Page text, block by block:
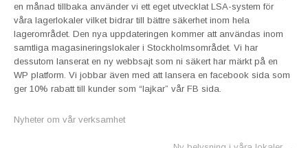
en månad tillbaka använder vi ett eget utvecklat LSA-system för
våra lagerlokaler vilket bidrar till bättre säkerhet inom hela
lagerområdet. Den nya uppdateringen kommer att användas inom
samtliga magasineringslokaler i Stockholmsområdet. Vi har
dessutom lanserat en ny webbsajt som ni säkert har märkt på en
WP platform. Vi jobbar även med att lansera en facebook sida som
ger 10% rabatt till kunder som “lajkar” vår FB sida.
Nyheter om vår verksamhet